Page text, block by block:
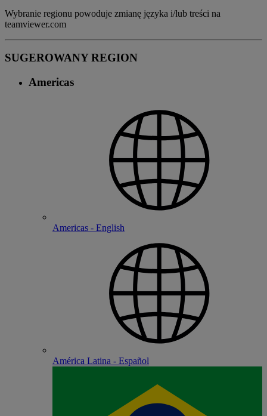
Wybranie regionu powoduje zmianę języka i/lub treści na
teamviewer.com
SUGEROWANY REGION
Americas
Americas - English
América Latina - Español